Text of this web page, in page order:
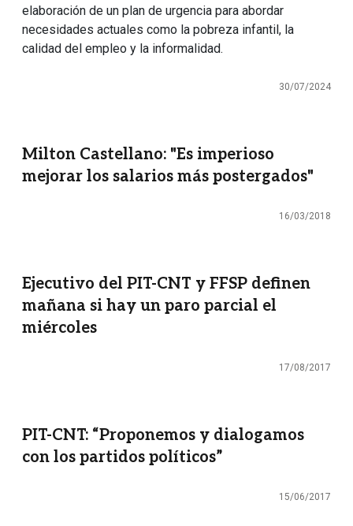
elaboración de un plan de urgencia para abordar
necesidades actuales como la pobreza infantil, la
calidad del empleo y la informalidad.
30/07/2024
Milton Castellano: "Es imperioso
mejorar los salarios más postergados"
16/03/2018
Ejecutivo del PIT-CNT y FFSP definen
mañana si hay un paro parcial el
miércoles
17/08/2017
PIT-CNT: “Proponemos y dialogamos
con los partidos políticos”
15/06/2017